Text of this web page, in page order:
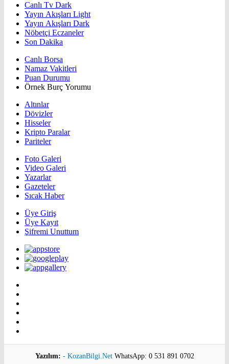
Canlı Tv Dark
Yayın Akışları Light
Yayın Akışları Dark
Nöbetçi Eczaneler
Son Dakika
Canlı Borsa
Namaz Vakitleri
Puan Durumu
Örnek Burç Yorumu
Altınlar
Dövizler
Hisseler
Kripto Paralar
Pariteler
Foto Galeri
Video Galeri
Yazarlar
Gazeteler
Sıcak Haber
Üye Giriş
Üye Kayıt
Şifremi Unuttum
Yazılım: - KozanBilgi.Net WhatsApp: 0 531 891 0702